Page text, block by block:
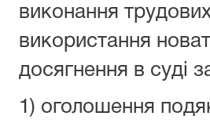
виконання
використання
досягнення в суді
1) оголошення